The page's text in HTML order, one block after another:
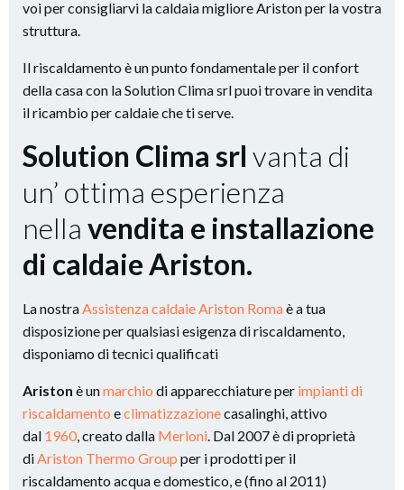
voi per consigliarvi la caldaia migliore Ariston per la vostra
struttura.
Il riscaldamento è un punto fondamentale per il confort
della casa con la Solution Clima srl puoi trovare in vendita
il ricambio per caldaie che ti serve.
Solution Clima srl vanta di
un’ ottima esperienza
nella vendita e installazione
di caldaie Ariston.
La nostra Assistenza caldaie Ariston Romaè a tua
disposizione per qualsiasi esigenza di riscaldamento,
disponiamo di tecnici qualificati
Ariston è unmarchio di apparecchiature per impianti di
riscaldamento eclimatizzazionecasalinghi, attivo
dal 1960 , creato dalla Merloni . Dal 2007 è di proprietà
di Ariston Thermo Group per i prodotti per il
riscaldamento acqua e domestico, e (fino al 2011)